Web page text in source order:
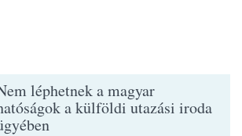
léphetnek a magyar
a külföldi utazási iroda